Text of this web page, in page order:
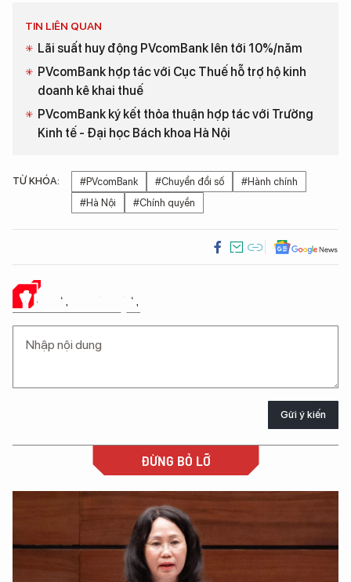
TIN LIÊN QUAN
Lãi suất huy động PVcomBank lên tới 10%/năm
PVcomBank hợp tác với Cục Thuế hỗ trợ hộ kinh
doanh kê khai thuế
PVcomBank ký kết thỏa thuận hợp tác với Trường
Kinh tế - Đại học Bách khoa Hà Nội
TỪ KHÓA: #PVcomBank #Chuyển đổi số
#Hành chính
#Hà Nội
#Chính quyền
Ý KIẾN CỦA BẠN
Gửi ý kiến
ĐỪNG BỎ LỠ